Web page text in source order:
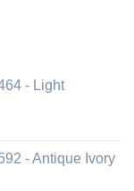
- Light
- Antique Ivory